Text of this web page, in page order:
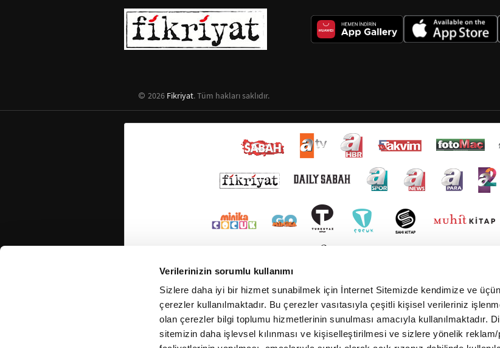
Verilerinizin sorumlu kullanımı
Sizlere daha iyi bir hizmet sunabilmek için İnternet Sitemizde kendimize ve
çerezler kullanılmaktadır. Bu çerezler vasıtasıyla çeşitli kişisel verileriniz
olan çerezler bilgi toplumu hizmetlerinin sunulması amacıyla kullanılmaktadır.
sitemizin daha işlevsel kılınması ve kişiselleştirilmesi ve sizlere yönelik
2026 Fikriyat. Tüm hakları saklıdır.